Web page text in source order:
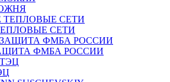
СЕТИ
ФМБА РОССИИ